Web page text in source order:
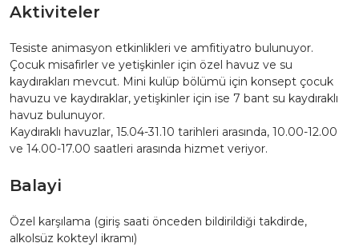
Aktiviteler
Tesiste animasyon etkinlikleri ve amfitiyatro bulunuyor.
Çocuk misafirler ve yetişkinler için özel havuz ve su
kaydırakları mevcut. Mini kulüp bölümü için konsept çocuk
havuzu ve kaydıraklar, yetişkinler için ise 7 bant su kaydıraklı
havuz bulunuyor.
Kaydıraklı havuzlar, 15.04-31.10 tarihleri arasında, 10.00-12.00
ve 14.00-17.00 saatleri arasında hizmet veriyor.
Balayi
Özel karşılama (giriş saati önceden bildirildiği takdirde,
alkolsüz kokteyl ikramı)